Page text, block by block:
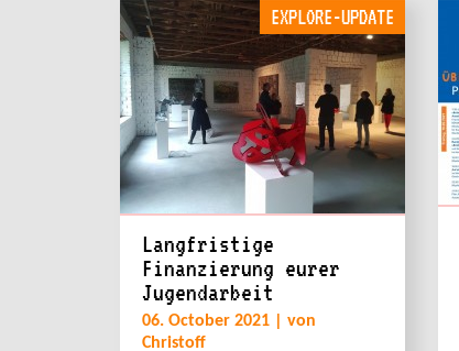
EXPLORE-UPDATE
Langfristige
Finanzierung eurer
Jugendarbeit
06. October 2021 | von
Christoff